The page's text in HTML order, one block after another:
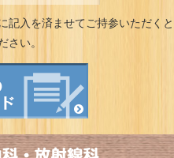
記入を済ませてご持参いただくと
い。